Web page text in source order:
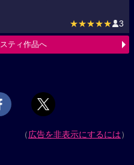
★★★★★ 3
ティ作品へ
（広告を非表示にするには）